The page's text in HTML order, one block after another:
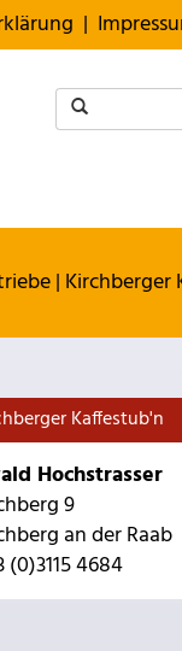
|
| Kirchberger
Kaffestub'n
Hochstrasser
9
an der Raab
(0)3115 4684